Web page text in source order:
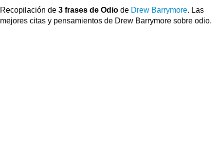
Recopilación de 3 frases de Odio de Drew Barrymore. Las
mejores citas y pensamientos de Drew Barrymore sobre odio.